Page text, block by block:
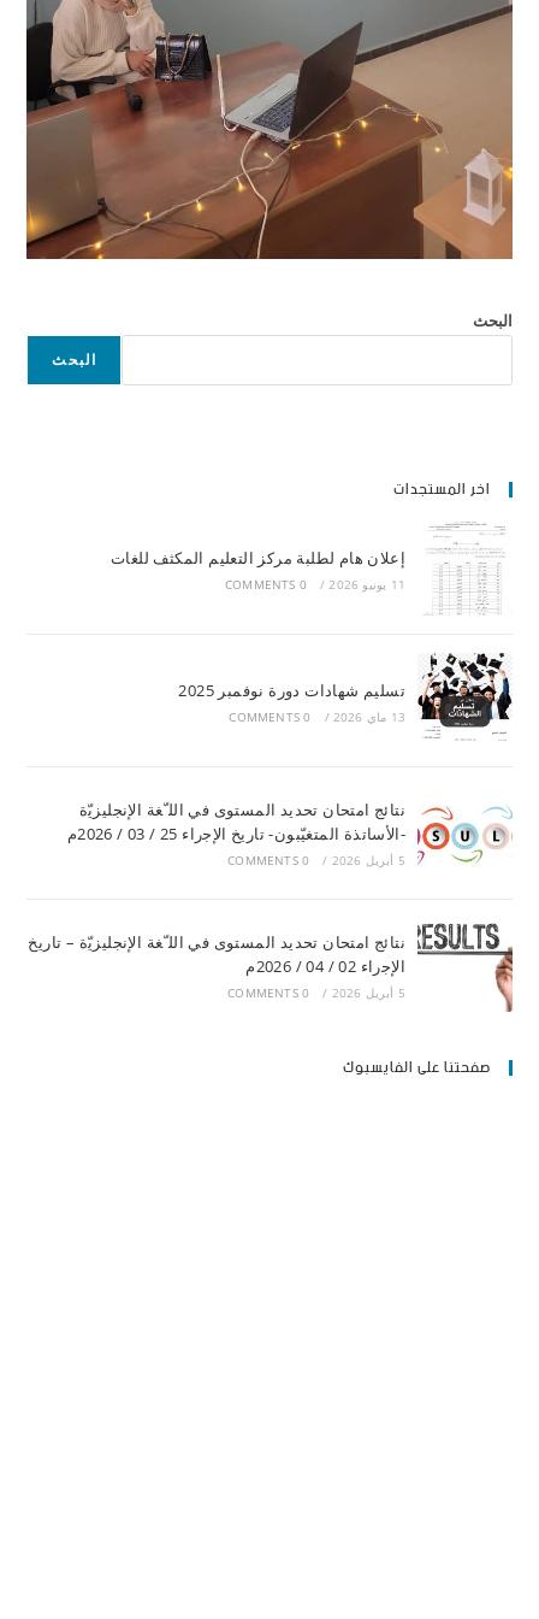
البحث
البحث
اخر المستجدات
إعلان هام لطلبة مركز التعليم المكثف للغات
11 يونيو 2026 /
0 COMMENTS
تسليم شهادات دورة نوفمبر 2025
13 ماي 2026 /
0 COMMENTS
ﻧﺘﺎﺋﺞ اﻣﺘﺤﺎن ﺗﺤﺪﯾﺪ اﻟﻤﺴﺘﻮى ﻓﻲ اﻟﻠ ّﻐﺔ اﻹﻧﺠﻠﯿﺰﯾّة
-اﻷﺳﺎﺗﺬة اﻟﻤﺘﻐﯿّﺒﻮن- ﺗﺎرﯾﺦ اﻹﺟراء 25 / 03 / 2026م
5 أبريل 2026 /
0 COMMENTS
ﻧﺘﺎﺋﺞ اﻣﺘﺤﺎن ﺗﺤﺪﯾﺪ اﻟﻤﺴﺘﻮى ﻓﻲ اﻟﻠ ّﻐﺔ اﻹﻧﺠﻠﯿﺰﯾّة – ﺗﺎرﯾﺦ
اﻹﺟراء 02 / 04 / 2026م
5 أبريل 2026 /
0 COMMENTS
صفحتنا على الفايسبوك